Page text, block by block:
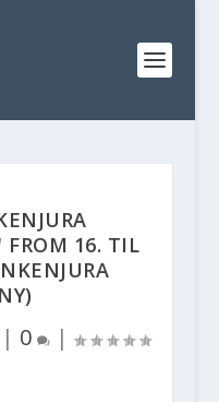
FROM 16. TIL
| 0 |